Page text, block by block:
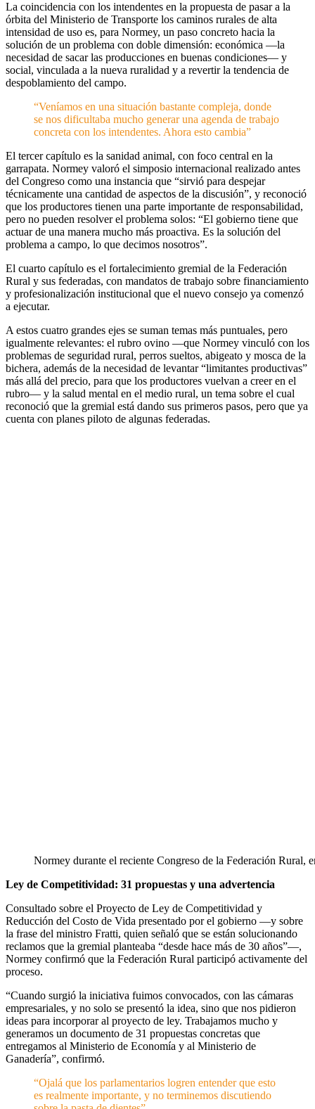
La coincidencia con los intendentes en la propuesta de pasar a la
órbita del Ministerio de Transporte los caminos rurales de alta
intensidad de uso es, para Normey, un paso concreto hacia la
solución de un problema con doble dimensión: económica —la
necesidad de sacar las producciones en buenas condiciones— y
social, vinculada a la nueva ruralidad y a revertir la tendencia de
despoblamiento del campo.
“Veníamos en una situación bastante compleja, donde
se nos dificultaba mucho generar una agenda de trabajo
concreta con los intendentes. Ahora esto cambia”
El tercer capítulo es la sanidad animal, con foco central en la
garrapata. Normey valoró el simposio internacional realizado antes
del Congreso como una instancia que “sirvió para despejar
técnicamente una cantidad de aspectos de la discusión”, y reconoció
que los productores tienen una parte importante de responsabilidad,
pero no pueden resolver el problema solos: “El gobierno tiene que
actuar de una manera mucho más proactiva. Es la solución del
problema a campo, lo que decimos nosotros”.
El cuarto capítulo es el fortalecimiento gremial de la Federación
Rural y sus federadas, con mandatos de trabajo sobre financiamiento
y profesionalización institucional que el nuevo consejo ya comenzó
a ejecutar.
A estos cuatro grandes ejes se suman temas más puntuales, pero
igualmente relevantes: el rubro ovino —que Normey vinculó con los
problemas de seguridad rural, perros sueltos, abigeato y mosca de la
bichera, además de la necesidad de levantar “limitantes productivas”
más allá del precio, para que los productores vuelvan a creer en el
rubro— y la salud mental en el medio rural, un tema sobre el cual
reconoció que la gremial está dando sus primeros pasos, pero que ya
cuenta con planes piloto de algunas federadas.
Normey durante el reciente Congreso de la Federación Rural,
Ley de Competitividad: 31 propuestas y una advertencia
Consultado sobre el Proyecto de Ley de Competitividad y
Reducción del Costo de Vida presentado por el gobierno —y sobre
la frase del ministro Fratti, quien señaló que se están solucionando
reclamos que la gremial planteaba “desde hace más de 30 años”—,
Normey confirmó que la Federación Rural participó activamente del
proceso.
“Cuando surgió la iniciativa fuimos convocados, con las cámaras
empresariales, y no solo se presentó la idea, sino que nos pidieron
ideas para incorporar al proyecto de ley. Trabajamos mucho y
generamos un documento de 31 propuestas concretas que
entregamos al Ministerio de Economía y al Ministerio de
Ganadería”, confirmó.
“Ojalá que los parlamentarios logren entender que esto
es realmente importante, y no terminemos discutiendo